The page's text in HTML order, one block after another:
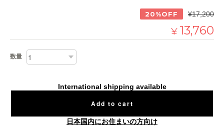
20%OFF ¥17,200
¥ 13,760
数量
International shipping available
Add to cart
日本国内にお住まいの方向け